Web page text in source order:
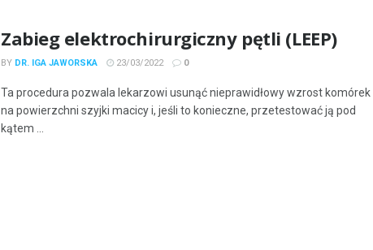
Zabieg elektrochirurgiczny pętli (LEEP)
BY DR. IGA JAWORSKA 23/03/2022 0
Ta procedura pozwala lekarzowi usunąć nieprawidłowy wzrost komórek
na powierzchni szyjki macicy i, jeśli to konieczne, przetestować ją pod
kątem ...